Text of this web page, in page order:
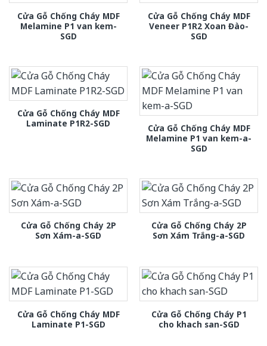
Cửa Gỗ Chống Cháy MDF
Melamine P1 van kem-
SGD
Cửa Gỗ Chống Cháy MDF
Veneer P1R2 Xoan Đào-
SGD
Cửa Gỗ Chống Cháy MDF
Laminate P1R2-SGD
Cửa Gỗ Chống Cháy MDF
Melamine P1 van kem-a-
SGD
Cửa Gỗ Chống Cháy 2P
Sơn Xám-a-SGD
Cửa Gỗ Chống Cháy 2P
Sơn Xám Trắng-a-SGD
Cửa Gỗ Chống Cháy MDF
Laminate P1-SGD
Cửa Gỗ Chống Cháy P1
cho khach san-SGD